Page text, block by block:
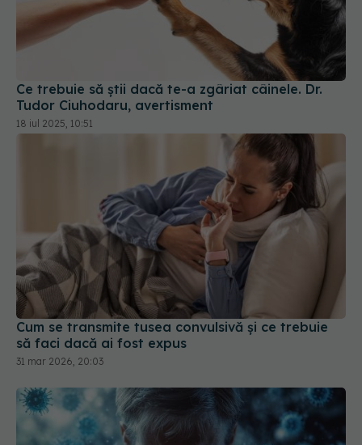
Ce trebuie să știi dacă te-a zgâriat câinele. Dr.
Tudor Ciuhodaru, avertisment
18 iul 2025, 10:51
Cum se transmite tusea convulsivă și ce trebuie
să faci dacă ai fost expus
31 mar 2026, 20:03